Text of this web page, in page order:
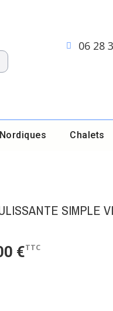
06 28
Chalets
SIMPLE
€TTC